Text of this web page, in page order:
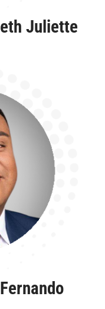
Juliette